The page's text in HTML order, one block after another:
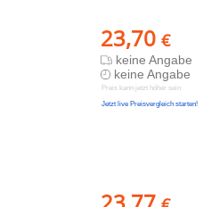
23,70 €
keine Angabe
keine Angabe
Preis kann jetzt höher sein
Jetzt live Preisvergleich starten!